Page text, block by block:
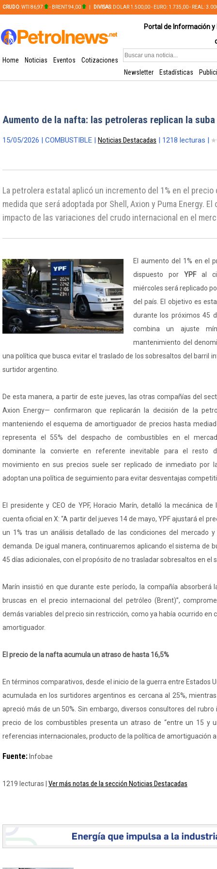
CRUDO: WTI 86,97 - BRENT 94,00 DIVISAS: DOLAR 1.500,00 - EURO: 1.735,00 - REAL:
Portal de Información
Home Noticias Eventos
Cotizaciones
Newsletter
Estadísticas
Aumento de la nafta: las petroleras replican la suba
15/05/2026 | COMBUSTIBLE | Noticias Destacadas | 1218 lecturas |
La petrolera estatal aplicó un incremento del 1% en el
medida que será adoptada por Shell, Axion y Puma Energy.
impacto de las variaciones del crudo internacional en el
El aumento del 1% en el
dispuesto por YPF al
miércoles será replicado
del país. El objetivo es
durante los próximos 45
combina un ajuste
mantenimiento del
una política que busca evitar el traslado de los sobresaltos del barril
surtidor argentino.
De esta manera, a partir de este jueves, las otras compañías del
Axion Energy— confirmaron que replicarán la decisión de la
manteniendo el esquema de amortiguador de precios hasta
representa el 55% del despacho de combustibles en el
dominante la convierte en referente inevitable para el resto
movimiento en sus precios suele ser replicado de inmediato por
adoptan una política de seguimiento para evitar desventajas
El presidente y CEO de YPF, Horacio Marín, detalló la mecánica
cuenta oficial en X: “A partir del jueves 14 de mayo, YPF ajustará el
un 1% tras un análisis detallado de las condiciones del mercado
demanda. De igual manera, continuaremos aplicando el sistema de
45 días adicionales, con el propósito de no trasladar sobresaltos en el
Marín insistió en que durante este período, la compañía absorberá
bruscas en el precio internacional del petróleo (Brent)”,
demás variables del precio sin restricción, como ya había ocurrido en
amortiguador.
El precio de la nafta acumula un atraso de hasta 16,5%
En términos comparativos, desde el inicio de la guerra entre Estados
acumulada en los surtidores argentinos es cercana al 25%,
apreció más de un 50%. Sin embargo, diversos consultores del
precio de los combustibles presenta un atraso de “entre un 15 y
referencias internacionales, producto de la política de amortiguación
Fuente: Infobae
1219 lecturas | Ver más notas de la sección Noticias Destacadas